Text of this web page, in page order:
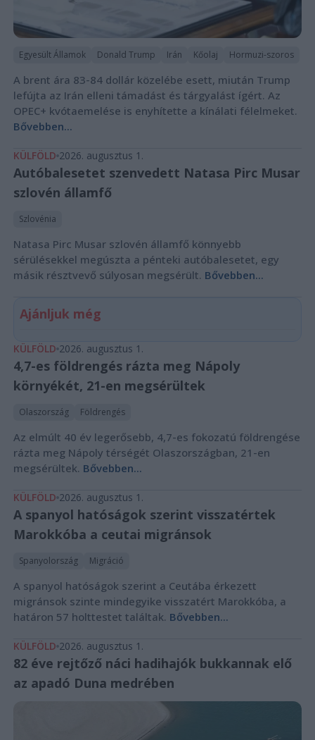
Egyesült Államok Donald Trump Irán Kőolaj Hormuzi-szoros
A brent ára 83-84 dollár közelébe esett, miután Trump
lefújta az Irán elleni támadást és tárgyalást ígért. Az
OPEC+ kvótaemelése is enyhítette a kínálati félelmeket.
Bővebben...
KÜLFÖLD 2026. augusztus 1.
Autóbalesetet szenvedett Natasa Pirc Musar
szlovén államfő
Szlovénia
Natasa Pirc Musar szlovén államfő könnyebb
sérülésekkel megúszta a pénteki autóbalesetet, egy
másik résztvevő súlyosan megsérült. Bővebben...
Ajánljuk még
KÜLFÖLD 2026. augusztus 1.
4,7-es földrengés rázta meg Nápoly
környékét, 21-en megsérültek
Olaszország Földrengés
Az elmúlt 40 év legerősebb, 4,7-es fokozatú földrengése
rázta meg Nápoly térségét Olaszországban, 21-en
megsérültek. Bővebben...
KÜLFÖLD 2026. augusztus 1.
A spanyol hatóságok szerint visszatértek
Marokkóba a ceutai migránsok
Spanyolország Migráció
A spanyol hatóságok szerint a Ceutába érkezett
migránsok szinte mindegyike visszatért Marokkóba, a
határon 57 holttestet találtak. Bővebben...
KÜLFÖLD 2026. augusztus 1.
82 éve rejtőző náci hadihajók bukkannak elő
az apadó Duna medrében